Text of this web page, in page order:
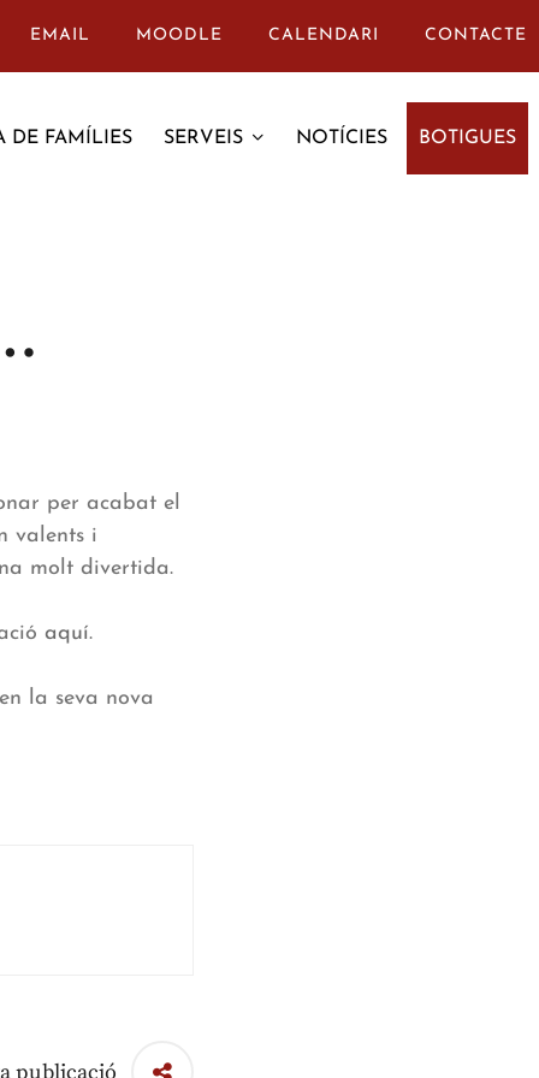
EMAIL MOODLE CALENDARI CONTACTE
DE FAMÍLIES SERVEIS NOTÍCIES BOTIGUES
per acabat el
valents i
molt divertida.
aquí.
la seva nova
publicació